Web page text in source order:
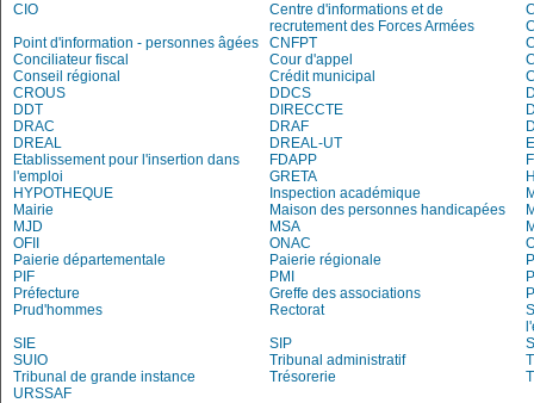
CIO
Centre d'informations et de
recrutement des Forces Armées
Point d'information - personnes âgées
CNFPT
Conciliateur fiscal
Cour d'appel
Conseil régional
Crédit municipal
CROUS
DDCS
DDT
DIRECCTE
DRAC
DRAF
DREAL
DREAL-UT
Etablissement pour l'insertion dans
l'emploi
FDAPP
GRETA
HYPOTHEQUE
Inspection académique
Mairie
Maison des personnes handicapées
MJD
MSA
OFII
ONAC
Paierie départementale
Paierie régionale
PIF
PMI
Préfecture
Greffe des associations
Prud'hommes
Rectorat
SIE
SIP
SUIO
Tribunal administratif
Tribunal de grande instance
Trésorerie
URSSAF